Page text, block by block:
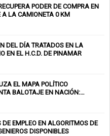
PODER DE COMPRA EN
A LA CAMIONETA 0 KM
DEL DÍA TRATADOS EN LA
EN EL H.C.D. DE PINAMAR
EL MAPA POLÍTICO
BALOTAJE EN NACIÓN:
EMPLEO EN ALGORITMOS DE
DISPONIBLES